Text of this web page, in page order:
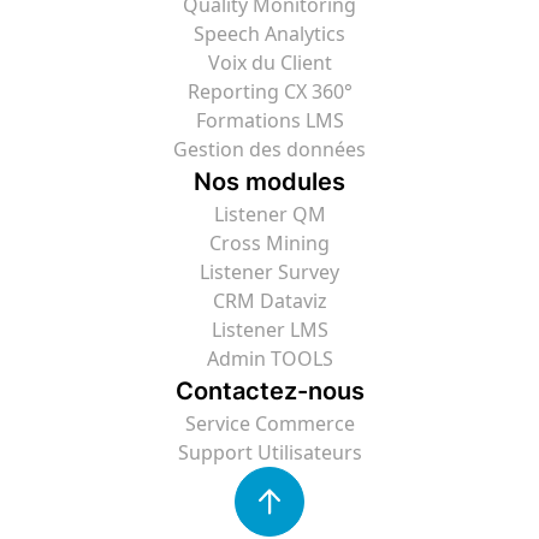
Speech Analytics
Voix du Client
Reporting CX 360°
Formations LMS
Gestion des données
Nos modules
Listener QM
Cross Mining
Listener Survey
CRM Dataviz
Listener LMS
Admin TOOLS
Contactez-nous
Service Commerce
Support Utilisateurs